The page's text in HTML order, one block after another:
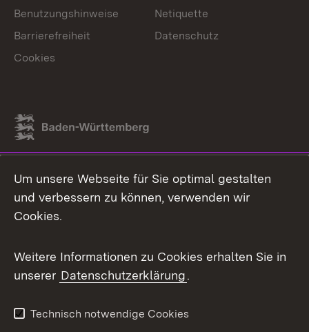
Link zum Landesportal
Benutzungshinweise
Netiquette
Barrierefreiheit
Datenschutz
Cookies
Um unsere Webseite für Sie optimal gestalten
und verbessern zu können, verwenden wir
Cookies.
Weitere Informationen zu Cookies erhalten Sie in
unserer Datenschutzerklärung.
Technisch notwendige Cookies